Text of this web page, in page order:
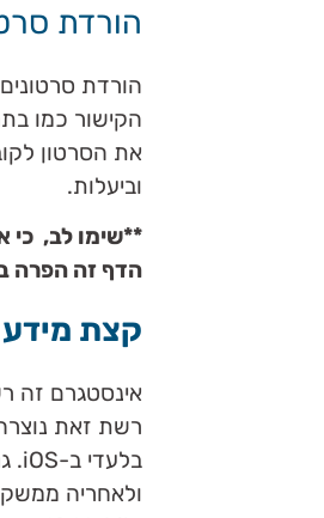
הורדת
הורדת
הקישור כמו
וביעלות.
**שימו לב,
הדף זה הפרה
קצת